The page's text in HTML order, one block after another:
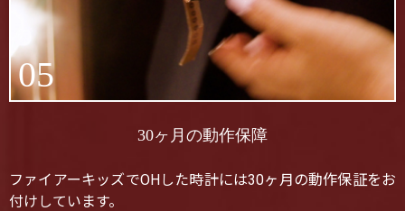
05
30ヶ月の動作保障
ファイアーキッズでOHした時計には30ヶ月の動作保証をお
付けしています。